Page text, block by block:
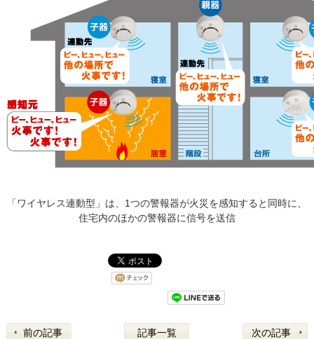
「ワイヤレス連動型」は、1つの警報器が火災を感知すると同時に、
住宅内のほかの警報器に信号を送信
前の記事 記事一覧 次の記事